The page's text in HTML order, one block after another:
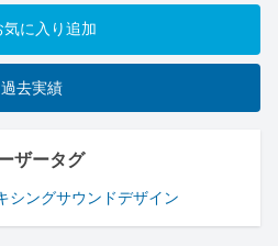
気に入り追加
過去実績
ザータグ
シングサウンドデザイン